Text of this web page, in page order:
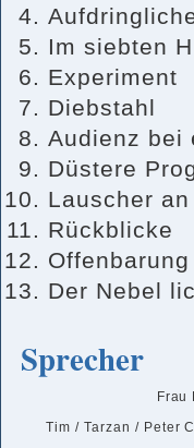
Im siebten
Experiment
Diebstahl
Audienz bei
Düstere
Lauscher
Rückblicke
Offenbarung
Der Nebel
Sprecher
Frau
Tim / Tarzan / Peter